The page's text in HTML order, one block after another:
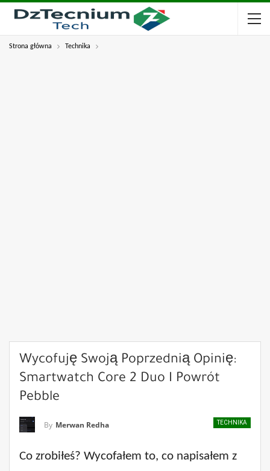
Strona główna Technika
Wycofuję Swoją Poprzednią Opinię:
Smartwatch Core 2 Duo I Powrót
Pebble
TECHNIKA
By Merwan Redha
Co zrobiłeś? Wycofałem to, co napisałem z